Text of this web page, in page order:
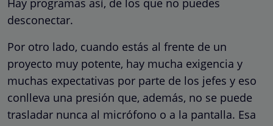
desconectar.
Por otro lado, cuando estás al frente de un
proyecto muy potente, hay mucha exigencia y
muchas expectativas por parte de los jefes y eso
conlleva una presión que, además, no se puede
trasladar nunca al micrófono o a la pantalla. Esa